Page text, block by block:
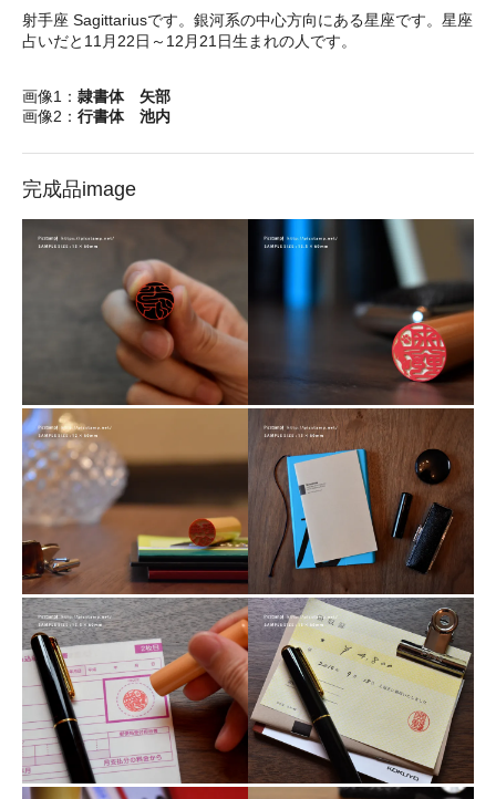
射手座 Sagittariusです。銀河系の中心方向にある星座です。星座
占いだと11月22日～12月21日生まれの人です。
画像1： 隷書体 矢部
画像2： 行書体 池内
完成品image